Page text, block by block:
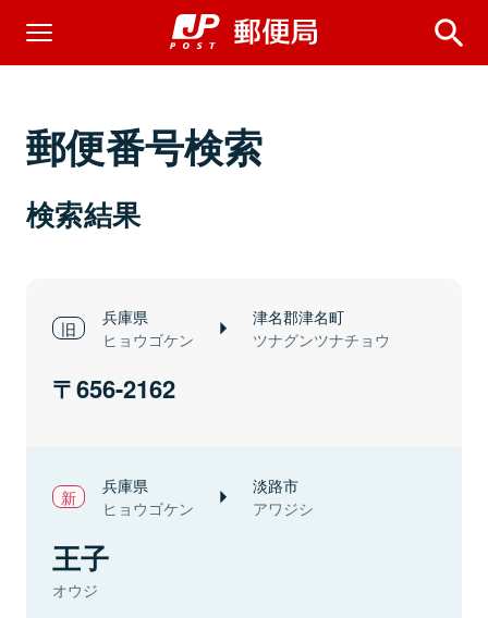
郵便番号検索
検索結果
兵庫県
ヒョウゴケン
津名郡津名町
ツナグンツナチョウ
656-2162
兵庫県
ヒョウゴケン
淡路市
アワジシ
王子
オウジ